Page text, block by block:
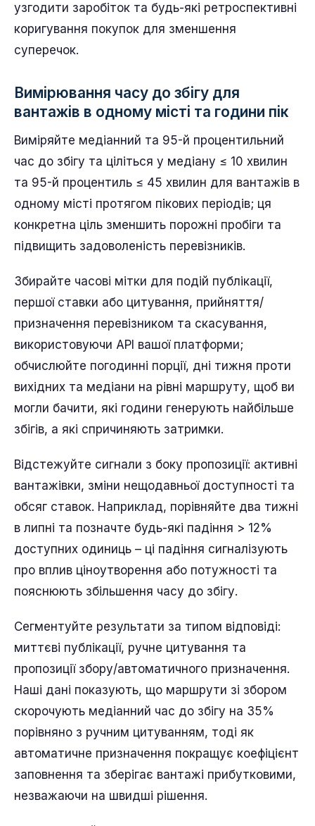
узгодити заробіток та будь-які ретроспективні
коригування покупок для зменшення
суперечок.
Вимірювання часу до збігу для
вантажів в одному місті та години пік
Виміряйте медіанний та 95-й процентильний
час до збігу та ціліться у медіану ≤ 10 хвилин
та 95-й процентиль ≤ 45 хвилин для вантажів в
одному місті протягом пікових періодів; ця
конкретна ціль зменшить порожні пробіги та
підвищить задоволеність перевізників.
Збирайте часові мітки для подій публікації,
першої ставки або цитування, прийняття/
призначення перевізником та скасування,
використовуючи API вашої платформи;
обчислюйте погодинні порції, дні тижня проти
вихідних та медіани на рівні маршруту, щоб ви
могли бачити, які години генерують найбільше
збігів, а які спричиняють затримки.
Відстежуйте сигнали з боку пропозиції: активні
вантажівки, зміни нещодавньої доступності та
обсяг ставок. Наприклад, порівняйте два тижні
в липні та позначте будь-які падіння > 12%
доступних одиниць – ці падіння сигналізують
про вплив ціноутворення або потужності та
пояснюють збільшення часу до збігу.
Сегментуйте результати за типом відповіді:
миттєві публікації, ручне цитування та
пропозиції збору/автоматичного призначення.
Наші дані показують, що маршрути зі збором
скорочують медіанний час до збігу на 35%
порівняно з ручним цитуванням, тоді як
автоматичне призначення покращує коефіцієнт
заповнення та зберігає вантажі прибутковими,
незважаючи на швидші рішення.